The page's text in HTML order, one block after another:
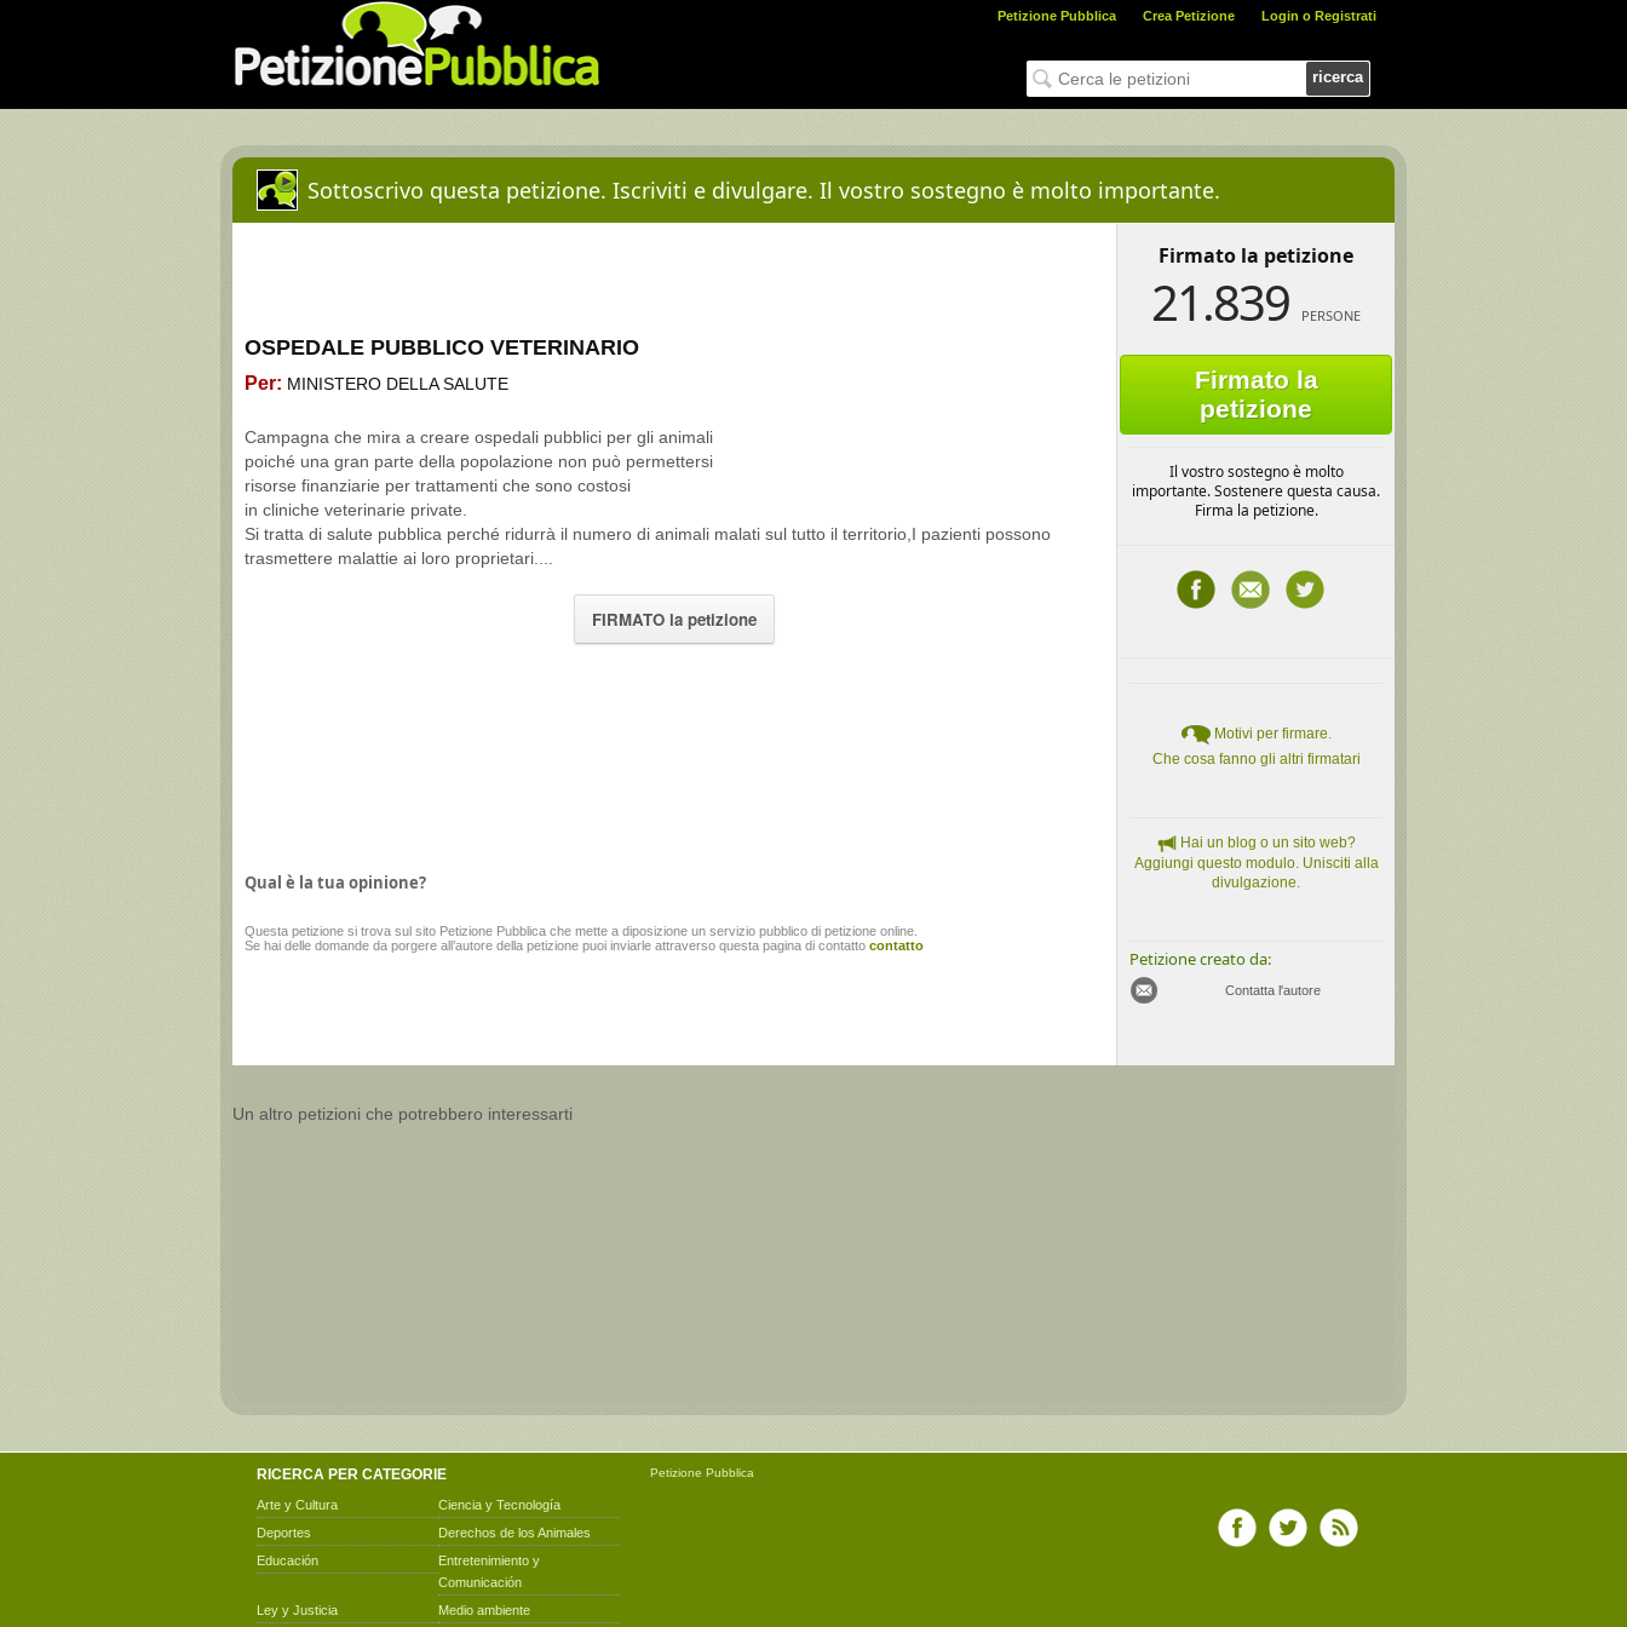
Petizione Pubblica Crea Petizione Login o Registrati
ricerca
Sottoscrivo questa petizione. Iscriviti e divulgare. Il vostro sostegno è molto importante.
OSPEDALE PUBBLICO VETERINARIO
Per: MINISTERO DELLA SALUTE
Campagna che mira a creare ospedali pubblici per gli animali
poiché una gran parte della popolazione non può permettersi
risorse finanziarie per trattamenti che sono costosi
in cliniche veterinarie private.
Si tratta di salute pubblica perché ridurrà il numero di animali malati sul tutto il territorio,I pazienti possono
trasmettere malattie ai loro proprietari....
FIRMATO la petizione
Qual è la tua opinione?
Questa petizione si trova sul sito Petizione Pubblica che mette a diposizione un servizio pubblico di petizione online.
Se hai delle domande da porgere all’autore della petizione puoi inviarle attraverso questa pagina di contatto contatto
Firmato la petizione
21.839 PERSONE
Firmato la
petizione
Il vostro sostegno è molto
importante. Sostenere questa causa.
Firma la petizione.
Motivi per firmare.
Che cosa fanno gli altri firmatari
Hai un blog o un sito web?
Aggiungi questo modulo. Unisciti alla
divulgazione.
Petizione creato da:
Contatta l'autore
Un altro petizioni che potrebbero interessarti
RICERCA PER CATEGORIE
Arte y Cultura
Ciencia y Tecnología
Deportes
Derechos de los Animales
Educación
Entretenimiento y
Comunicación
Ley y Justicia
Medio ambiente
Petizione Pubblica